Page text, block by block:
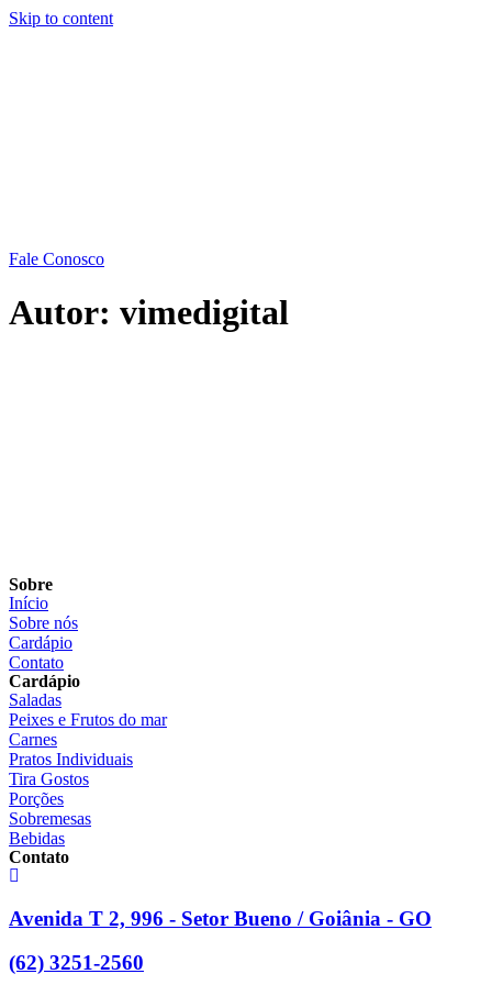
Skip to content
Fale Conosco
Autor: vimedigital
Sobre
Início
Sobre nós
Cardápio
Contato
Cardápio
Saladas
Peixes e Frutos do mar
Carnes
Pratos Individuais
Tira Gostos
Porções
Sobremesas
Bebidas
Contato
Avenida T 2, 996 - Setor Bueno / Goiânia - GO
(62) 3251-2560